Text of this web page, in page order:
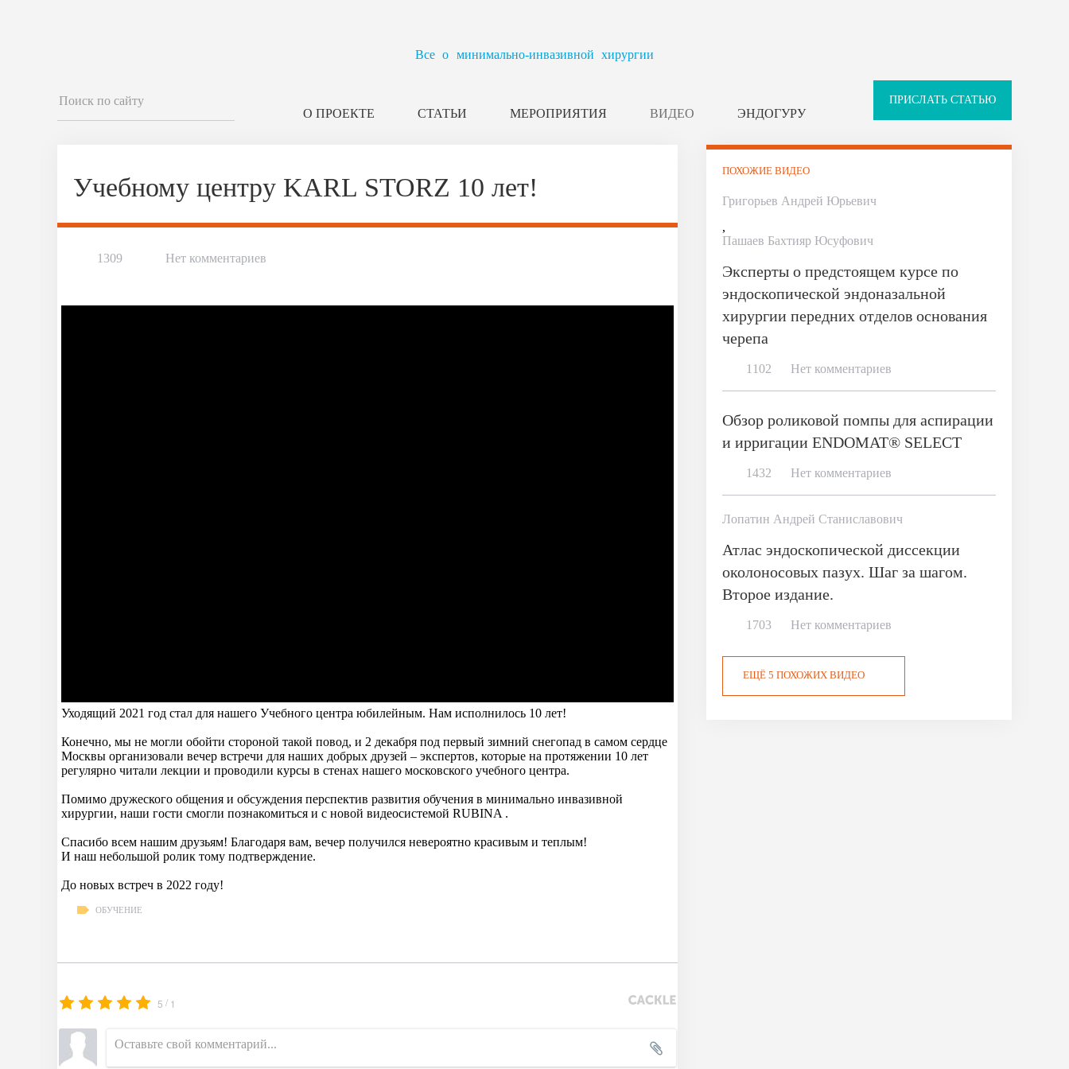
Все о минимально-инвазивной хирургии
О ПРОЕКТЕ СТАТЬИ МЕРОПРИЯТИЯ ВИДЕО ЭНДОГУРУ
ПРИСЛАТЬ СТАТЬЮ
ПОХОЖИЕ ВИДЕО
Григорьев Андрей Юрьевич
,
Пашаев Бахтияр Юсуфович
Эксперты о предстоящем курсе по
эндоскопической эндоназальной
хирургии передних отделов основания
черепа
1102 Нет комментариев
Обзор роликовой помпы для аспирации
и ирригации ENDOMAT® SELECT
1432 Нет комментариев
Лопатин Андрей Станиславович
Атлас эндоскопической диссекции
околоносовых пазух. Шаг за шагом.
Второе издание.
1703 Нет комментариев
ЕЩЁ 5 ПОХОЖИХ ВИДЕО
Учебному центру KARL STORZ 10 лет!
1309 Нет комментариев
Уходящий 2021 год стал для нашего Учебного центра юбилейным. Нам исполнилось 10 лет!
Конечно, мы не могли обойти стороной такой повод, и 2 декабря под первый зимний снегопад в самом сердце
Москвы организовали вечер встречи для наших добрых друзей – экспертов, которые на протяжении 10 лет
регулярно читали лекции и проводили курсы в стенах нашего московского учебного центра.
Помимо дружеского общения и обсуждения перспектив развития обучения в минимально инвазивной
хирургии, наши гости смогли познакомиться и с новой видеосистемой RUBINA .
Спасибо всем нашим друзьям! Благодаря вам, вечер получился невероятно красивым и теплым!
И наш небольшой ролик тому подтверждение.
До новых встреч в 2022 году!
ОБУЧЕНИЕ
5 / 1